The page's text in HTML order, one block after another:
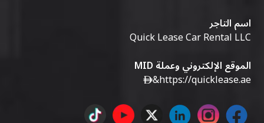
اسم التاجر
Quick Lease Car Rental LLC
الموقع الإلكتروني وعملة MID
https://quicklease.ae
&